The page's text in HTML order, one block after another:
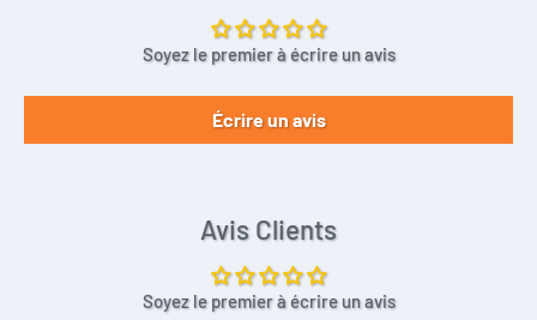
Soyez le premier à écrire un avis
Écrire un avis
Avis Clients
Soyez le premier à écrire un avis